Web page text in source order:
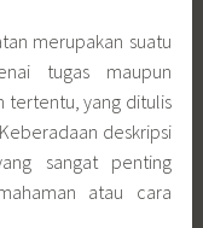
jabatan dapat kita
harus dipenuhi oleh
jabatan, agar dia
jabatan tersebut